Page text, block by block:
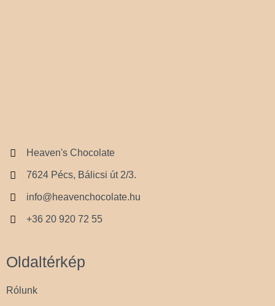
Heaven's Chocolate
7624 Pécs, Bálicsi út 2/3.
info@heavenchocolate.hu
+36 20 920 72 55
Oldaltérkép
Rólunk